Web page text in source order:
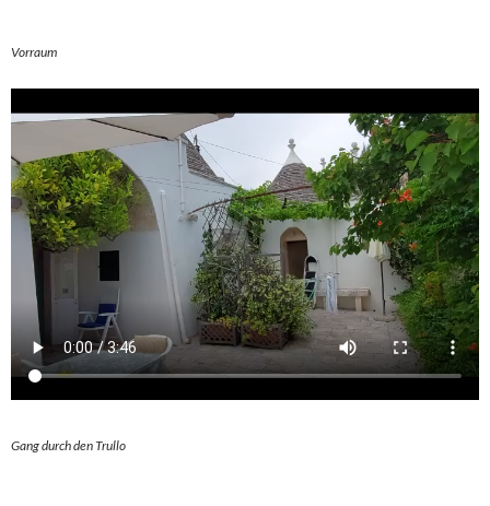
Vorraum
Gang durch den Trullo